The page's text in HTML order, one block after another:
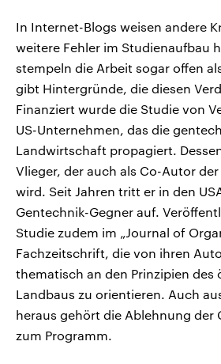
In Internet-Blogs weisen andere
weitere Fehler im Studienaufbau
stempeln die Arbeit sogar offen
gibt Hintergründe, die diesen
Finanziert wurde die Studie von
US-Unternehmen, das die
Landwirtschaft propagiert.
Vlieger, der auch als Co-Autor
wird. Seit Jahren tritt er in den
Gentechnik-Gegner auf.
Studie zudem im „Journal of
Fachzeitschrift, die von ihren
thematisch an den Prinzipien des
Landbaus zu orientieren. Auch
heraus gehört die Ablehnung der
zum Programm.